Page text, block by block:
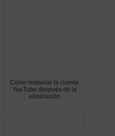
Cómo restaurar la cuenta
YouTube después de la
eliminación